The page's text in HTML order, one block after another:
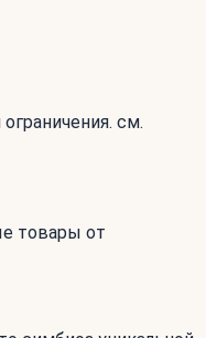
см.
товары от